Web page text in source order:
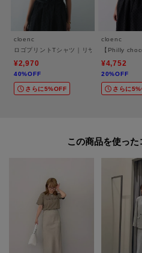
cloenc
ロゴプリントTシャツ｜リサイクルポリエス
¥2,970
40%OFF
さらに5%OFF
cloenc
【Philly
¥4,752
20%OFF
さらに
この商品を使った